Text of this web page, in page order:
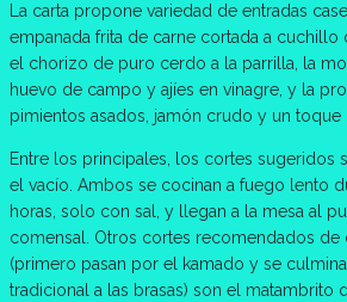
La carta propone variedad de entradas
empanada frita de carne cortada a cuchillo
el chorizo de puro cerdo a la parrilla, la
huevo de campo y ajíes en vinagre, y la
pimientos asados, jamón crudo y un toque
Entre los principales, los cortes sugeridos
el vacío. Ambos se cocinan a fuego lento
horas, solo con sal, y llegan a la mesa al
comensal. Otros cortes recomendados
(primero pasan por el kamado y se
tradicional a las brasas) son el matambrito